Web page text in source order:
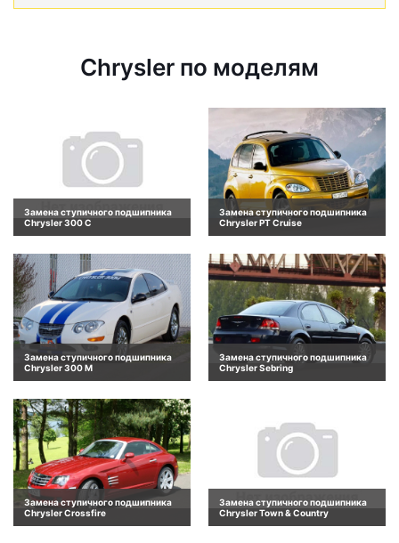
Chrysler по моделям
Замена ступичного подшипника
Chrysler 300 C
Замена ступичного подшипника
Chrysler PT Cruise
Замена ступичного подшипника
Chrysler 300 M
Замена ступичного подшипника
Chrysler Sebring
Замена ступичного подшипника
Chrysler Crossfire
Замена ступичного подшипника
Chrysler Town & Country